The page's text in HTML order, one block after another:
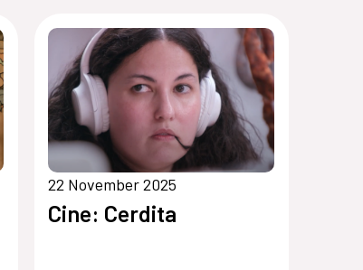
22 November 2025
Cine: Cerdita